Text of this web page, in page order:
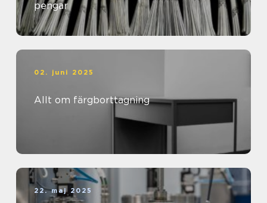
pengar
02. juni 2025
Allt om färgborttagning
22. maj 2025